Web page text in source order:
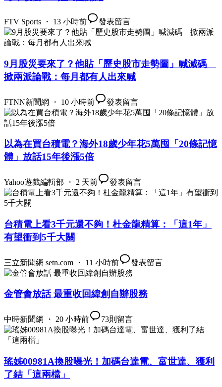
FTV Sports ・ 13 小時前 發表留言
9月股災要來了？他貼「歷史股市走勢圖」喊減碼
掀兩派論戰：每月都有人出來喊
FTNN新聞網 ・ 10 小時前 發表留言
以為在買台積電？海外18歲少年花5萬囤「20條記憶
體」放話15年後漲5倍
Yahoo遊戲編輯部 ・ 2 天前 發表留言
台積電上看3千元還不夠！杜金龍精算：「這1年」
有望衝到5千大關
三立新聞網 setn.com ・ 11 小時前 發表留言
金管會放話 最重收回緯創自辦股務
中時新聞網 ・ 20 小時前 73則留言
瑤姊00981A換股曝光！加碼台達電、富世達、獲利
了結「這兩檔」